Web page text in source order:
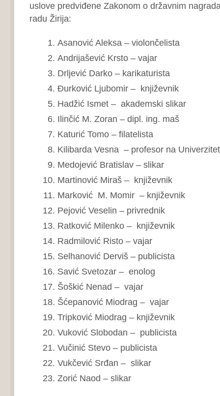
uslove predviđene Zakonom o državnim
radu Žirija:
Asanović Aleksa – violončelista
Andrijašević Krsto – vajar
Drljević Darko – karikaturista
Đurković Ljubomir – književnik
Hadžić Ismet – akademski slikar
Ilinčić M. Zoran – dipl. ing. maš
Katurić Tomo – filatelista
Kilibarda Vesna – profesor na
Medojević Bratislav – slikar
Martinović Miraš – književnik
Marković M. Momir – književnik
Pejović Veselin – privrednik
Ratković Milenko – književnik
Radmilović Risto – vajar
Selhanović Derviš – publicista
Savić Svetozar – enolog
Šoškić Nenad – vajar
Šćepanović Miodrag – vajar
Tripković Miodrag – književnik
Vuković Slobodan – publicista
Vučinić Stevo – publicista
Vukčević Srđan – slikar
Zorić Naod – slikar